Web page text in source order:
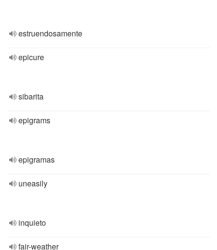
estruendosamente
epicure
sibarita
epigrams
epigramas
uneasily
inquieto
fair-weather